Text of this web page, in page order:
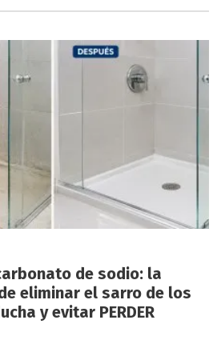
de sodio: la
de eliminar el sarro de los
y evitar PERDER